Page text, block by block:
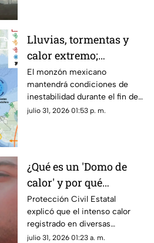
Lluvias, tormentas y
calor extremo;
pronóstico del clima
para el fin de semana
en Chihuahua
El monzón mexicano
mantendrá condiciones de
inestabilidad durante el fin de
semana en Chihuahua.
julio 31, 2026 01:53 p. m.
¿Qué es un 'Domo de
calor' y por qué
mantiene temperaturas
de hasta 43 grados en
Chihuahua?
Protección Civil Estatal
explicó que el intenso calor
registrado en diversas
regiones de Chihuahua se
julio 31, 2026 01:23 a. m.